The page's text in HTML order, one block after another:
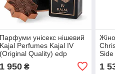
Парфуми унісекс нішевий
Kajal Perfumes Kajal IV
(Original Quality) edp
100ml в подарунок 3шт *
1,5ml
1 950₴ 1